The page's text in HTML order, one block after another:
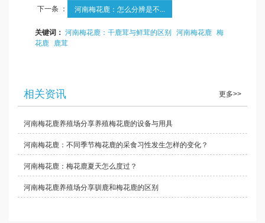
下一条 ： 河南梅花鹿：怎么分辨是不...
关键词： 河南梅花鹿：干鹿茸与鲜茸的区别 河南梅花鹿 梅
花鹿 鹿茸
相关资讯 更多>>
河南梅花鹿养殖场分享养殖梅花鹿的设备与用具
河南梅花鹿：不同季节梅花鹿的采食习性发生怎样的变化？
河南梅花鹿：梅花鹿夏天怎么度过？
河南梅花鹿养殖场分享驯鹿和梅花鹿的区别